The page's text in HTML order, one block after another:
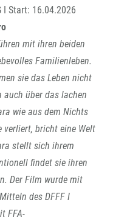
Start: 16.04.2026
mit ihren beiden
Familienleben.
sie das Leben nicht
auch über das lachen
wie aus dem Nichts
bricht eine Welt
stellt sich ihrem
findet sie ihren
Der Film wurde mit
des DFFF I
FFA-